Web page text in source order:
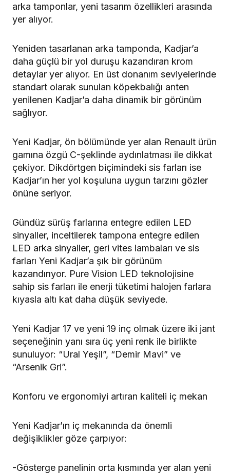
arka tamponlar, yeni tasarım özellikleri arasında
yer alıyor.
Yeniden tasarlanan arka tamponda, Kadjar’a
daha güçlü bir yol duruşu kazandıran krom
detaylar yer alıyor. En üst donanım seviyelerinde
standart olarak sunulan köpekbalığı anten
yenilenen Kadjar’a daha dinamik bir görünüm
sağlıyor.
Yeni Kadjar, ön bölümünde yer alan Renault ürün
gamına özgü C-şeklinde aydınlatması ile dikkat
çekiyor. Dikdörtgen biçimindeki sis farları ise
Kadjar’ın her yol koşuluna uygun tarzını gözler
önüne seriyor.
Gündüz sürüş farlarına entegre edilen LED
sinyaller, inceltilerek tampona entegre edilen
LED arka sinyaller, geri vites lambaları ve sis
farları Yeni Kadjar’a şık bir görünüm
kazandırıyor. Pure Vision LED teknolojisine
sahip sis farları ile enerji tüketimi halojen farlara
kıyasla altı kat daha düşük seviyede.
Yeni Kadjar 17 ve yeni 19 inç olmak üzere iki jant
seçeneğinin yanı sıra üç yeni renk ile birlikte
sunuluyor: “Ural Yeşil”, “Demir Mavi” ve
“Arsenik Gri”.
Konforu ve ergonomiyi artıran kaliteli iç mekan
Yeni Kadjar’ın iç mekanında da önemli
değişiklikler göze çarpıyor:
-Gösterge panelinin orta kısmında yer alan yeni